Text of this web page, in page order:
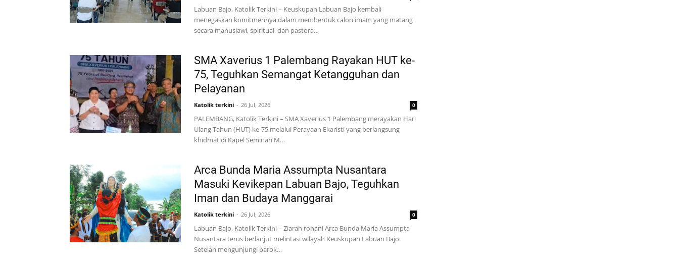
Labuan Bajo, Katolik Terkini – Keuskupan Labuan Bajo kembali
menegaskan komitmennya dalam membentuk calon imam yang matang
secara manusiawi, spiritual, dan pastora…
SMA Xaverius 1 Palembang Rayakan HUT ke-
75, Teguhkan Semangat Ketangguhan dan
Pelayanan
Katolik terkini 26 Jul, 2026 0
PALEMBANG, Katolik Terkini – SMA Xaverius 1 Palembang merayakan Hari
Ulang Tahun (HUT) ke-75 melalui Perayaan Ekaristi yang berlangsung
khidmat di Kapel Seminari M…
Arca Bunda Maria Assumpta Nusantara
Masuki Kevikepan Labuan Bajo, Teguhkan
Iman dan Budaya Manggarai
Katolik terkini 26 Jul, 2026 0
Labuan Bajo, Katolik Terkini – Ziarah rohani Arca Bunda Maria Assumpta
Nusantara terus berlanjut melintasi wilayah Keuskupan Labuan Bajo.
Setelah mengunjungi parok…